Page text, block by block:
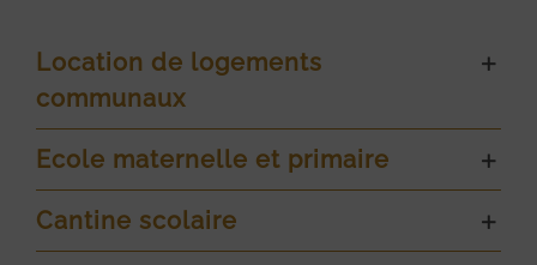
Location de logements
communaux
Ecole maternelle et primaire
Cantine scolaire